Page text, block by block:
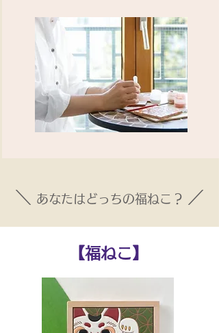
＼ あなたはどっちの福ねこ？ ／
​【福ねこ】